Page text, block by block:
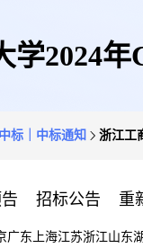
学2024年
中标｜中标通知 浙江工
招标公告 重
广东 上海江苏浙江山东